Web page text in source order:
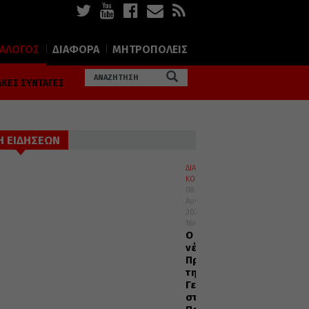
ΔΙΑΦΟΡΑ ΜΗΤΡΟΠΟΛΕΙΣ
ΣΥΝΤΑΓΕΣ
ΕΙΔΗΣΕΩΝ
ΔΙΑΦΟΡΑ
ΚΟΣΜΟΣ
08
Αυγούστου
2026
16:45
Ο
νέος
Πρέσβυς
της
Γεωργίας
στο